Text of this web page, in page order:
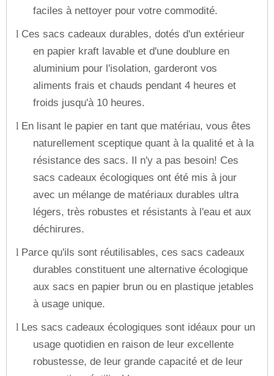
faciles à nettoyer pour votre commodité.
l Ces sacs cadeaux durables, dotés d'un extérieur
en papier kraft lavable et d'une doublure en
aluminium pour l'isolation, garderont vos
aliments frais et chauds pendant 4 heures et
froids jusqu'à 10 heures.
l En lisant le papier en tant que matériau, vous êtes
naturellement sceptique quant à la qualité et à la
résistance des sacs. Il n'y a pas besoin! Ces
sacs cadeaux écologiques ont été mis à jour
avec un mélange de matériaux durables ultra
légers, très robustes et résistants à l'eau et aux
déchirures.
l Parce qu'ils sont réutilisables, ces sacs cadeaux
durables constituent une alternative écologique
aux sacs en papier brun ou en plastique jetables
à usage unique.
l Les sacs cadeaux écologiques sont idéaux pour un
usage quotidien en raison de leur excellente
robustesse, de leur grande capacité et de leur